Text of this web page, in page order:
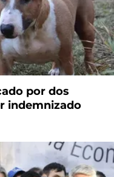
por dos
indemnizado